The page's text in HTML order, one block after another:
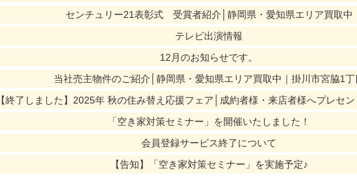
センチュリー21表彰式 受賞者紹介│静岡県・愛知県エリア買取中
テレビ出演情報
12月のお知らせです。
当社売主物件のご紹介│静岡県・愛知県エリア買取中｜掛川市宮脇1丁
【終了しました】2025年 秋の住み替え応援フェア│成約者様・来店者様へプレセ
「空き家対策セミナー」を開催いたしました！
会員登録サービス終了について
【告知】「空き家対策セミナー」を実施予定♪